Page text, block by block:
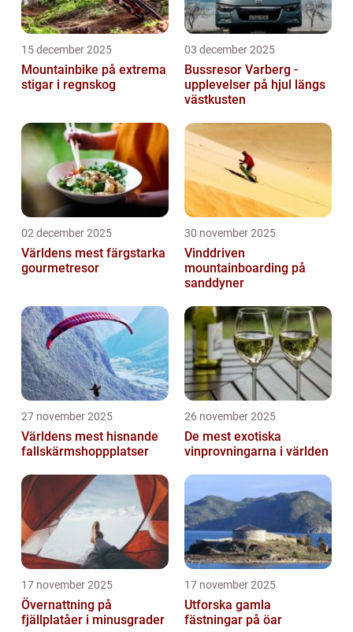
15 december 2025
Mountainbike på extrema
stigar i regnskog
03 december 2025
Bussresor Varberg -
upplevelser på hjul längs
västkusten
02 december 2025
Världens mest färgstarka
gourmetresor
30 november 2025
Vinddriven
mountainboarding på
sanddyner
27 november 2025
Världens mest hisnande
fallskärmshoppplatser
26 november 2025
De mest exotiska
vinprovningarna i världen
17 november 2025
Övernattning på
fjällplatåer i minusgrader
17 november 2025
Utforska gamla
fästningar på öar